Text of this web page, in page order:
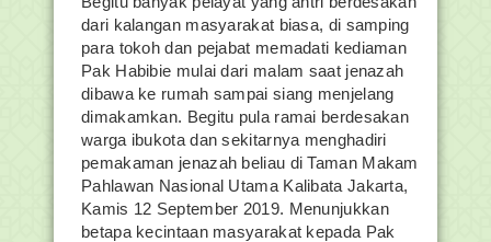
dari kalangan masyarakat biasa, di samping
para tokoh dan pejabat memadati kediaman
Pak Habibie mulai dari malam saat jenazah
dibawa ke rumah sampai siang menjelang
dimakamkan. Begitu pula ramai berdesakan
warga ibukota dan sekitarnya menghadiri
pemakaman jenazah beliau di Taman Makam
Pahlawan Nasional Utama Kalibata Jakarta,
Kamis 12 September 2019. Menunjukkan
betapa kecintaan masyarakat kepada Pak